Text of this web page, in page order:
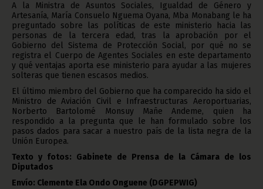
A la Ministra de Asuntos Sociales, Igualdad de Género y
Artesanía, María Consuelo Nguema Oyana, Mba Monabang le ha
preguntado sobre las políticas de este ministerio hacia las
personas de la tercera edad, tras la aprobación por el
Gobierno del Sistema de Protección Social, por qué no se
registra el Cuerpo de Agentes Sociales en este departamento
y qué ventajas aporta ese ministerio para ayudar a las mujeres
solteras que tienen escasos medios.
El último miembro del Gobierno que ha comparecido ha sido el
Ministro de Aviación Civil e Infraestructuras Aeroportuarias,
Norberto Bartolomé Monsuy Mañe Andeme, quien ha
respondido a la pregunta que le han formulado sobre los
pasos dados para sacar a nuestro país de la lista negra de la
Unión Europea.
Texto y fotos: Gabinete de Prensa de la Cámara de los
Diputados
Envío: Clemente Ela Ondo Onguene (DGPEPWIG)